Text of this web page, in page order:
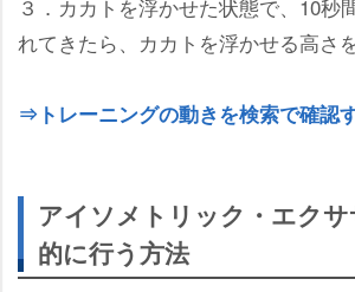
３．カカトを浮かせた状態で、10秒
れてきたら、カカトを浮かせる高さ
⇒トレーニングの動きを検索で確認
アイソメトリック・エク
的に行う方法